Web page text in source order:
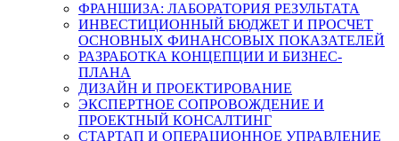
ФРАНШИЗА: ЛАБОРАТОРИЯ РЕЗУЛЬТАТА
ИНВЕСТИЦИОННЫЙ БЮДЖЕТ И ПРОСЧЕТ
ОСНОВНЫХ ФИНАНСОВЫХ ПОКАЗАТЕЛЕЙ
РАЗРАБОТКА КОНЦЕПЦИИ И БИЗНЕС-
ПЛАНА
ДИЗАЙН И ПРОЕКТИРОВАНИЕ
ЭКСПЕРТНОЕ СОПРОВОЖДЕНИЕ И
ПРОЕКТНЫЙ КОНСАЛТИНГ
СТАРТАП И ОПЕРАЦИОННОЕ УПРАВЛЕНИЕ